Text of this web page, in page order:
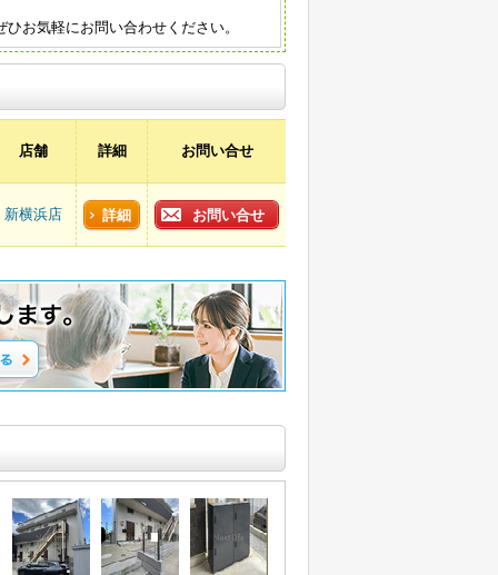
お気軽にお問い合わせください。
店舗 詳細 お問い合せ
新横浜店 詳細 お問い合せ